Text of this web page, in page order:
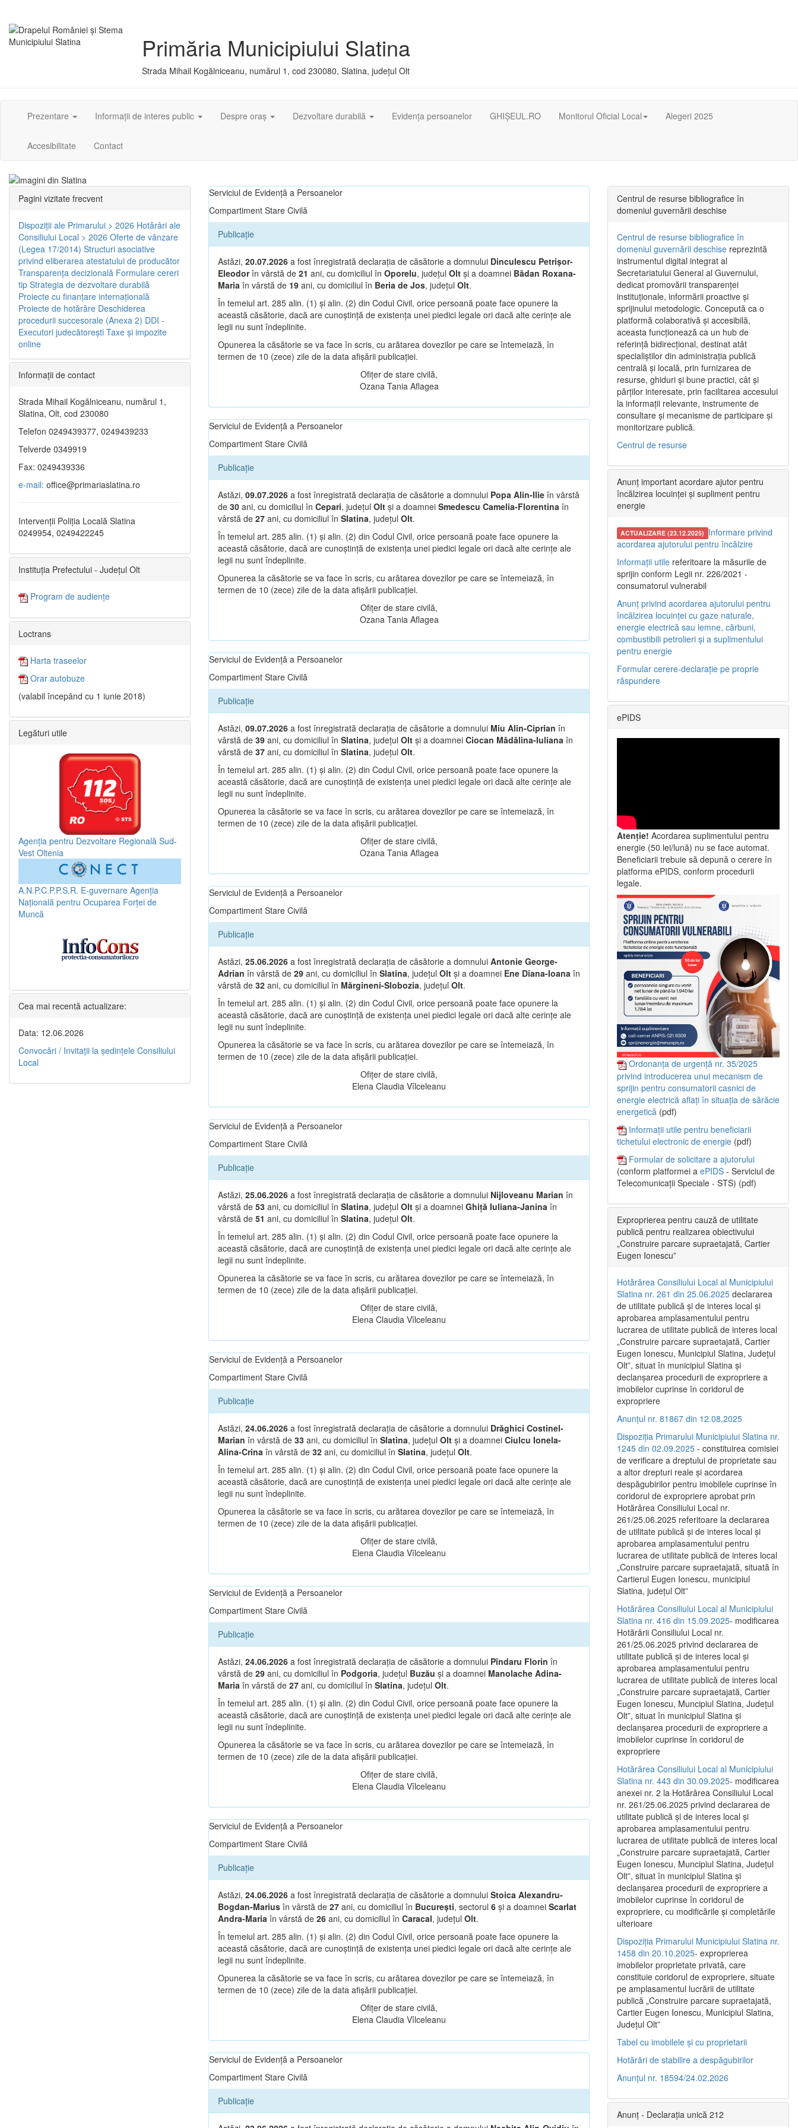
Primăria Municipiului Slatina
Strada Mihail Kogălniceanu, numărul 1, cod 230080, Slatina, județul Olt
Prezentare Informații de interes public Despre oraș Dezvoltare durabilă Evidența persoanelor GHIȘEUL.RO Monitorul Oficial Local Alegeri 2025
Accesibilitate Contact
Serviciul de Evidență a Persoanelor
Compartiment Stare Civilă
Publicație
Astăzi, 20.07.2026 a fost înregistrată declarația de căsătorie a domnului Dinculescu Petrișor-
Eleodorîn vârstă de 21 ani, cu domiciliul în Oporelu, județul Olt și a doamnei Bădan Roxana-
Maria în vârstă de 19 ani, cu domiciliul în Beria de Jos, județul Olt.
În temeiul art. 285 alin. (1) și alin. (2) din Codul Civil, orice persoană poate face opunere la
această căsătorie, dacă are cunoștință de existența unei piedici legale ori dacă alte cerințe ale
legii nu sunt îndeplinite.
Opunerea la căsătorie se va face în scris, cu arătarea dovezilor pe care se întemeiază, în
termen de 10 (zece) zile de la data afișării publicației.
Ofițer de stare civilă,
Ozana Tania Aflagea
Serviciul de Evidență a Persoanelor
Compartiment Stare Civilă
Publicație
Astăzi, 09.07.2026 a fost înregistrată declarația de căsătorie a domnului Popa Alin-Ilie în vârstă
de 30 ani, cu domiciliul în Cepari, județul Olt și a doamnei Smedescu Camelia-Florentina în
vârstă de 27 ani, cu domiciliul în Slatina, județul Olt.
În temeiul art. 285 alin. (1) și alin. (2) din Codul Civil, orice persoană poate face opunere la
această căsătorie, dacă are cunoștință de existența unei piedici legale ori dacă alte cerințe ale
legii nu sunt îndeplinite.
Opunerea la căsătorie se va face în scris, cu arătarea dovezilor pe care se întemeiază, în
termen de 10 (zece) zile de la data afișării publicației.
Ofițer de stare civilă,
Ozana Tania Aflagea
Serviciul de Evidență a Persoanelor
Compartiment Stare Civilă
Publicație
Astăzi, 09.07.2026 a fost înregistrată declarația de căsătorie a domnului Miu Alin-Ciprian în
vârstă de 39 ani, cu domiciliul în Slatina, județul Olt și a doamnei Ciocan Mădălina-Iuliana în
vârstă de 37 ani, cu domiciliul în Slatina, județul Olt.
În temeiul art. 285 alin. (1) și alin. (2) din Codul Civil, orice persoană poate face opunere la
această căsătorie, dacă are cunoștință de existența unei piedici legale ori dacă alte cerințe ale
legii nu sunt îndeplinite.
Opunerea la căsătorie se va face în scris, cu arătarea dovezilor pe care se întemeiază, în
termen de 10 (zece) zile de la data afișării publicației.
Ofițer de stare civilă,
Ozana Tania Aflagea
Serviciul de Evidență a Persoanelor
Compartiment Stare Civilă
Publicație
Astăzi, 25.06.2026 a fost înregistrată declarația de căsătorie a domnului Antonie George-
Adrian în vârstă de 29 ani, cu domiciliul în Slatina, județul Olt și a doamnei Ene Diana-Ioana în
vârstă de 32 ani, cu domiciliul în Mărgineni-Slobozia, județul Olt.
În temeiul art. 285 alin. (1) și alin. (2) din Codul Civil, orice persoană poate face opunere la
această căsătorie, dacă are cunoștință de existența unei piedici legale ori dacă alte cerințe ale
legii nu sunt îndeplinite.
Opunerea la căsătorie se va face în scris, cu arătarea dovezilor pe care se întemeiază, în
termen de 10 (zece) zile de la data afișării publicației.
Ofițer de stare civilă,
Elena Claudia Vîlceleanu
Serviciul de Evidență a Persoanelor
Compartiment Stare Civilă
Publicație
Astăzi, 25.06.2026 a fost înregistrată declarația de căsătorie a domnului Nijloveanu Marian în
vârstă de 53 ani, cu domiciliul în Slatina, județul Olt și a doamnei Ghiță Iuliana-Janina în
vârstă de 51 ani, cu domiciliul în Slatina, județul Olt.
În temeiul art. 285 alin. (1) și alin. (2) din Codul Civil, orice persoană poate face opunere la
această căsătorie, dacă are cunoștință de existența unei piedici legale ori dacă alte cerințe ale
legii nu sunt îndeplinite.
Opunerea la căsătorie se va face în scris, cu arătarea dovezilor pe care se întemeiază, în
termen de 10 (zece) zile de la data afișării publicației.
Ofițer de stare civilă,
Elena Claudia Vîlceleanu
Serviciul de Evidență a Persoanelor
Compartiment Stare Civilă
Publicație
Astăzi, 24.06.2026 a fost înregistrată declarația de căsătorie a domnului Drăghici Costinel-
Marian în vârstă de 33 ani, cu domiciliul în Slatina, județul Olt și a doamnei Ciulcu Ionela-
Alina-Crina în vârstă de 32 ani, cu domiciliul în Slatina, județul Olt.
În temeiul art. 285 alin. (1) și alin. (2) din Codul Civil, orice persoană poate face opunere la
această căsătorie, dacă are cunoștință de existența unei piedici legale ori dacă alte cerințe ale
legii nu sunt îndeplinite.
Opunerea la căsătorie se va face în scris, cu arătarea dovezilor pe care se întemeiază, în
termen de 10 (zece) zile de la data afișării publicației.
Ofițer de stare civilă,
Elena Claudia Vîlceleanu
Serviciul de Evidență a Persoanelor
Compartiment Stare Civilă
Publicație
Astăzi, 24.06.2026 a fost înregistrată declarația de căsătorie a domnului Pîndaru Florin în
vârstă de 29 ani, cu domiciliul în Podgoria, județul Buzău și a doamnei Manolache Adina-
Maria în vârstă de 27 ani, cu domiciliul în Slatina, județul Olt.
În temeiul art. 285 alin. (1) și alin. (2) din Codul Civil, orice persoană poate face opunere la
această căsătorie, dacă are cunoștință de existența unei piedici legale ori dacă alte cerințe ale
legii nu sunt îndeplinite.
Opunerea la căsătorie se va face în scris, cu arătarea dovezilor pe care se întemeiază, în
termen de 10 (zece) zile de la data afișării publicației.
Ofițer de stare civilă,
Elena Claudia Vîlceleanu
Serviciul de Evidență a Persoanelor
Compartiment Stare Civilă
Publicație
Astăzi, 24.06.2026 a fost înregistrată declarația de căsătorie a domnului Stoica Alexandru-
Bogdan-Marius în vârstă de 27 ani, cu domiciliul în București, sectorul 6 și a doamnei Scarlat
Andra-Maria în vârstă de 26 ani, cu domiciliul în Caracal, județul Olt.
În temeiul art. 285 alin. (1) și alin. (2) din Codul Civil, orice persoană poate face opunere la
această căsătorie, dacă are cunoștință de existența unei piedici legale ori dacă alte cerințe ale
legii nu sunt îndeplinite.
Opunerea la căsătorie se va face în scris, cu arătarea dovezilor pe care se întemeiază, în
termen de 10 (zece) zile de la data afișării publicației.
Ofițer de stare civilă,
Elena Claudia Vîlceleanu
Serviciul de Evidență a Persoanelor
Compartiment Stare Civilă
Publicație
Pagini vizitate frecvent
Dispoziţii ale Primarului > 2026 Hotărâri ale
Consiliului Local > 2026 Oferte de vânzare
(Legea 17/2014) Structuri asociative
privind eliberarea atestatului de producător
Transparenţa decizională Formulare cereri
tip Strategia de dezvoltare durabilă
Proiecte cu finanţare internaţională
Proiecte de hotărâre Deschiderea
procedurii succesorale (Anexa 2) DDI -
Executori judecătorești Taxe şi impozite
online
Informaţii de contact
Strada Mihail Kogălniceanu, numărul 1,
Slatina, Olt, cod 230080
Telefon 0249439377, 0249439233
Telverde 0349919
Fax: 0249439336
e-mail: office@primariaslatina.ro
Intervenții Poliția Locală Slatina
0249954, 0249422245
Instituția Prefectului - Județul Olt
Program de audiențe
Loctrans
Harta traseelor
Orar autobuze
(valabil începând cu 1 iunie 2018)
Legături utile
Agenția pentru Dezvoltare Regională Sud-
Vest Oltenia
A.N.P.C.P.P.S.R. E-guvernare Agenția
Națională pentru Ocuparea Forței de
Muncă
Cea mai recentă actualizare:
Data: 12.06.2026
Convocări / Invitaţii la şedinţele Consiliului
Local
Centrul de resurse bibliografice în
domeniul guvernării deschise
Centrul de resurse bibliografice în
domeniul guvernării deschise reprezintă
instrumentul digital integrat al
Secretariatului General al Guvernului,
dedicat promovării transparenței
instituționale, informării proactive și
sprijinului metodologic. Concepută ca o
platformă colaborativă și accesibilă,
aceasta funcționează ca un hub de
referință bidirecțional, destinat atât
specialiștilor din administrația publică
centrală și locală, prin furnizarea de
resurse, ghiduri și bune practici, cât și
părților interesate, prin facilitarea accesului
la informații relevante, instrumente de
consultare și mecanisme de participare și
monitorizare publică.
Centrul de resurse
Anunț important acordare ajutor pentru
încălzirea locuinței și supliment pentru
energie
ACTUALIZARE (23.12.2025) Informare privind
acordarea ajutorului pentru încălzire
Informații utile referitoare la măsurile de
sprijin conform Legii nr. 226/2021 -
consumatorul vulnerabil
Anunț privind acordarea ajutorului pentru
încălzirea locuinței cu gaze naturale,
energie electrică sau lemne, cărbuni,
combustibili petrolieri și a suplimentului
pentru energie
Formular cerere-declarație pe proprie
răspundere
ePIDS
Atenție! Acordarea suplimentului pentru
energie (50 lei/lună) nu se face automat.
Beneficiarii trebuie să depună o cerere în
platforma ePIDS, conform procedurii
legale.
Ordonanța de urgență nr. 35/2025
privind introducerea unui mecanism de
sprijin pentru consumatorii casnici de
energie electrică aflați în situația de sărăcie
energetică (pdf)
Informații utile pentru beneficiarii
tichetului electronic de energie (pdf)
Formular de solicitare a ajutorului
(conform platformei a ePIDS - Serviciul de
Telecomunicații Speciale - STS) (pdf)
Exproprierea pentru cauză de utilitate
publică pentru realizarea obiectivului
„Construire parcare supraetajată, Cartier
Eugen Ionescu”
Hotărârea Consiliului Local al Municipiului
Slatina nr. 261 din 25.06.2025 declararea
de utilitate publică și de interes local și
aprobarea amplasamentului pentru
lucrarea de utilitate publică de interes local
„Construire parcare supraetajată, Cartier
Eugen Ionescu, Municipiul Slatina, Județul
Olt”, situat în municipiul Slatina și
declanșarea procedurii de expropriere a
imobilelor cuprinse în coridorul de
expropriere
Anunțul nr. 81867 din 12.08.2025
Dispoziția Primarului Municipiului Slatina nr.
1245 din 02.09.2025 - constituirea comisiei
de verificare a dreptului de proprietate sau
a altor drepturi reale și acordarea
despăgubirilor pentru imobilele cuprinse în
coridorul de expropriere aprobat prin
Hotărârea Consiliului Local nr.
261/25.06.2025 referitoare la declararea
de utilitate publică și de interes local și
aprobarea amplasamentului pentru
lucrarea de utilitate publică de interes local
„Construire parcare supraetajată, situată în
Cartierul Eugen Ionescu, municipiul
Slatina, județul Olt”
Hotărârea Consiliului Local al Municipiului
Slatina nr. 416 din 15.09.2025- modificarea
Hotărârii Consiliului Local nr.
261/25.06.2025 privind declararea de
utilitate publică și de interes local și
aprobarea amplasamentului pentru
lucrarea de utilitate publică de interes local
„Construire parcare supraetajată, Cartier
Eugen Ionescu, Muncipiul Slatina, Județul
Olt”, situat în municipiul Slatina și
declanșarea procedurii de expropriere a
imobilelor cuprinse în coridorul de
expropriere
Hotărârea Consiliului Local al Municipiului
Slatina nr. 443 din 30.09.2025- modificarea
anexei nr. 2 la Hotărârea Consiliului Local
nr. 261/25.06.2025 privind declararea de
utilitate publică şi de interes local şi
aprobarea amplasamentului pentru
lucrarea de utilitate publică de interes local
„Construire parcare supraetajată, Cartier
Eugen Ionescu, Muncipiul Slatina, Judeţul
Olt”, situat în municipiul Slatina şi
declanşarea procedurii de expropriere a
imobilelor cuprinse în coridorul de
expropriere, cu modificările şi completările
ulterioare
Dispoziția Primarului Municipiului Slatina nr.
1458 din 20.10.2025- exproprierea
imobilelor proprietate privată, care
constituie coridorul de expropriere, situate
pe amplasamentul lucrării de utilitate
publică „Construire parcare supraetajată,
Cartier Eugen Ionescu, Municipiul Slatina,
Județul Olt”
Tabel cu imobilele și cu proprietarii
Hotărâri de stabilire a despăgubirilor
Anunțul nr. 18594/24.02.2026
Anunț - Declarația unică 212